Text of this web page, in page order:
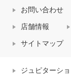
お問い合わせ
店舗情報
サイトマップ
ジュピターシ